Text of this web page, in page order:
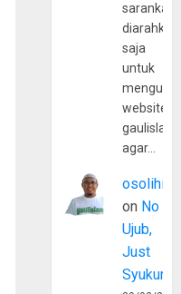
sarankan,
diarahkan
saja
untuk
website
agar…
osolihin
on No
Ujub,
Just
Syukur